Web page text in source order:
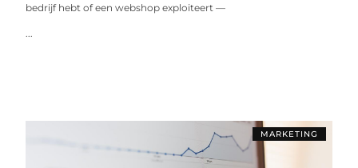
bedrijf hebt of een webshop exploiteert —
...
MARKETING